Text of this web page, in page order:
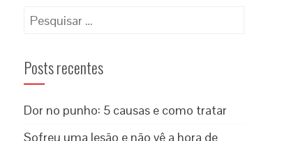
Posts recentes
Dor no punho: 5 causas e como tratar
Sofreu uma lesão e não vê a hora de